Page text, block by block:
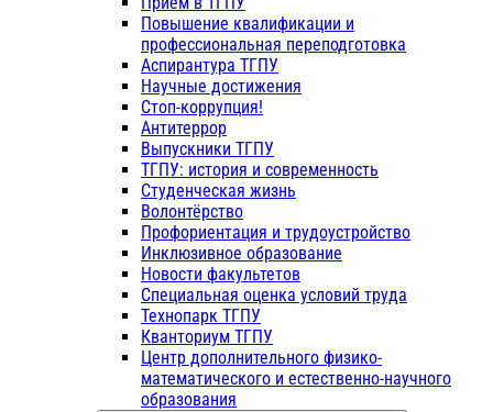
Повышение квалификации и
профессиональная переподготовка
Аспирантура ТГПУ
Научные достижения
Стоп-коррупция!
Антитеррор
Выпускники ТГПУ
ТГПУ: история и современность
Студенческая жизнь
Волонтёрство
Профориентация и трудоустройство
Инклюзивное образование
Новости факультетов
Специальная оценка условий труда
Технопарк ТГПУ
Кванториум ТГПУ
Центр дополнительного физико-
математического и естественно-научного
образования